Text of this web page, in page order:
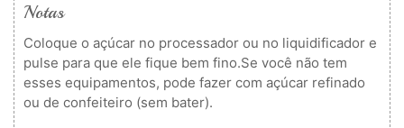
Notas
Coloque o açúcar no processador ou no liquidificador e
pulse para que ele fique bem fino.Se você não tem
esses equipamentos, pode fazer com açúcar refinado
ou de confeiteiro (sem bater).